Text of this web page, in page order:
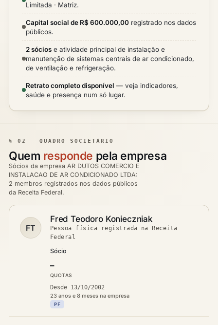
Limitada · Matriz.
Capital social de R$ 600.000,00 registrado nos dados
públicos.
2 sócios e atividade principal de instalação e
manutenção de sistemas centrais de ar condicionado,
de ventilação e refrigeração.
Retrato completo disponível — veja indicadores,
saúde e presença num só lugar.
§ 02 — QUADRO SOCIETÁRIO
Quem responde pela empresa
Sócios da empresa AR DUTOS COMERCIO E
INSTALACAO DE AR CONDICIONADO LTDA:
2 membros registrados nos dados públicos
da Receita Federal.
FT
Fred Teodoro Konieczniak
Pessoa física registrada na Receita
Federal
Sócio
—
QUOTAS
Desde 13/10/2002
23 anos e 8 meses na empresa
PF